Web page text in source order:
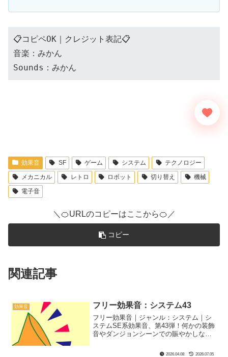
📋コピペOK｜クレジット表記📋
音楽：みかん
Sounds：みかん
効果音 SF ゲーム システム
テクノロジー
メカニカル
レトロ ロボット 切り替え
機械
電子音
＼🍊URLのコピーはここから🍊／
コピー
関連記事
効果音 フリー効果音：システム43
フリー効果音｜ジャンル：システム｜シ
ステムSE系効果音、第43弾！何かの装飾
音やダンジョンシーンでの賑やかしなど
2026.04.08 2026.07.05